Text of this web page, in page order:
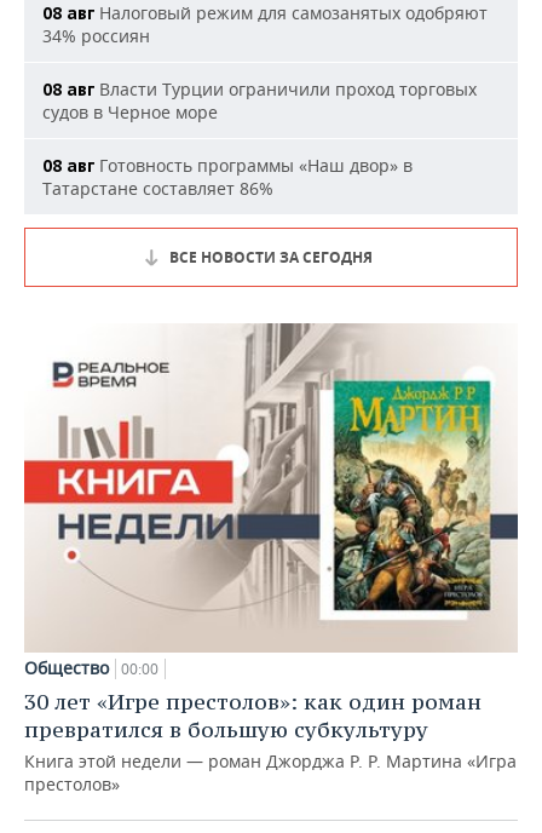
08 авг Налоговый режим для самозанятых одобряют
34% россиян
08 авг Власти Турции ограничили проход торговых
судов в Черное море
08 авг Готовность программы «Наш двор» в
Татарстане составляет 86%
ВСЕ НОВОСТИ ЗА СЕГОДНЯ
Общество 00:00
30 лет «Игре престолов»: как один роман
превратился в большую субкультуру
Книга этой недели — роман Джорджа Р. Р. Мартина «Игра
престолов»